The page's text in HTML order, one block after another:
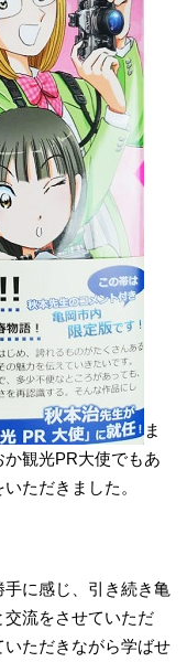
ま
観光PR大使でもあ
ただきました。
に感じ、引き続き亀
流をさせていただ
ただきながら学ばせ